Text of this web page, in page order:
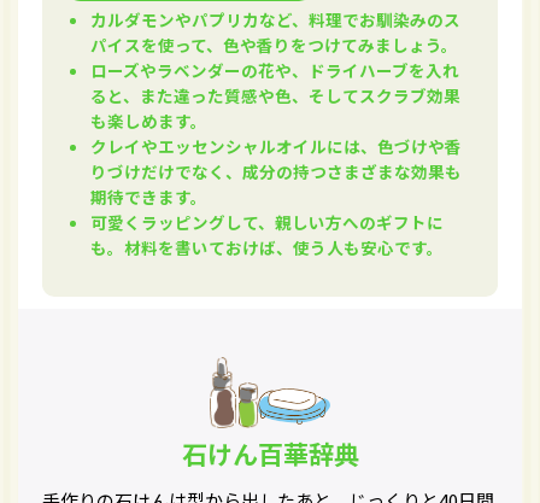
カルダモンやパプリカなど、料理でお馴染みのス
パイスを使って、色や香りをつけてみましょう。
ローズやラベンダーの花や、ドライハーブを入れ
ると、また違った質感や色、そしてスクラブ効果
も楽しめます。
クレイやエッセンシャルオイルには、色づけや香
りづけだけでなく、成分の持つさまざまな効果も
期待できます。
可愛くラッピングして、親しい方へのギフトに
も。材料を書いておけば、使う人も安心です。
石けん百華辞典